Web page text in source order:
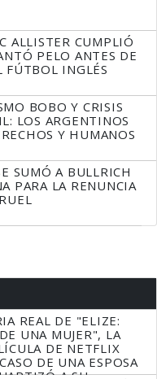
ALLISTER CUMPLIÓ
PELO ANTES DE
FÚTBOL INGLÉS
BOBO Y CRISIS
LOS ARGENTINOS
Y HUMANOS
SUMÓ A BULLRICH
PARA LA RENUNCIA
REAL DE "ELIZE:
UNA MUJER", LA
DE NETFLIX
DE UNA ESPOSA